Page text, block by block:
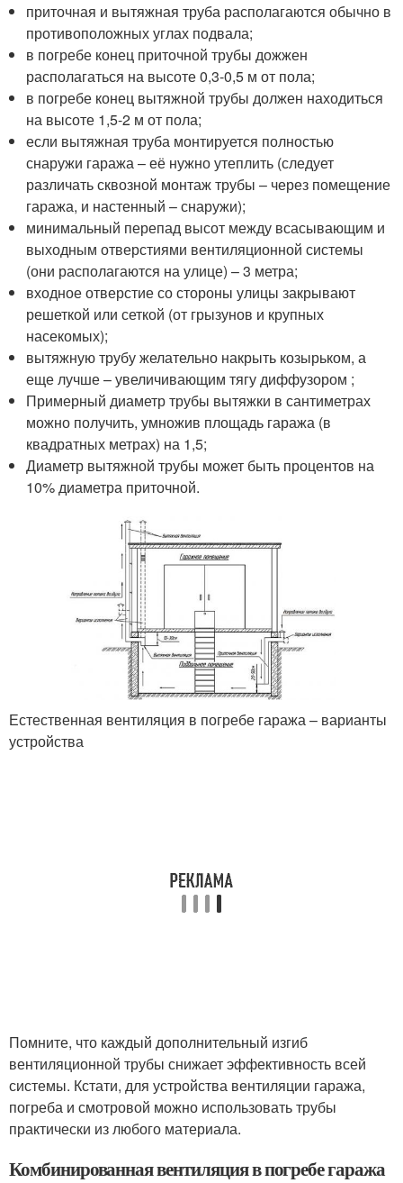
приточная и вытяжная труба располагаются обычно в
противоположных углах подвала;
в погребе конец приточной трубы дожжен
располагаться на высоте 0,3-0,5 м от пола;
в погребе конец вытяжной трубы должен находиться
на высоте 1,5-2 м от пола;
если вытяжная труба монтируется полностью
снаружи гаража – её нужно утеплить (следует
различать сквозной монтаж трубы – через помещение
гаража, и настенный – снаружи);
минимальный перепад высот между всасывающим и
выходным отверстиями вентиляционной системы
(они располагаются на улице) – 3 метра;
входное отверстие со стороны улицы закрывают
решеткой или сеткой (от грызунов и крупных
насекомых);
вытяжную трубу желательно накрыть козырьком, а
еще лучше – увеличивающим тягу диффузором ;
Примерный диаметр трубы вытяжки в сантиметрах
можно получить, умножив площадь гаража (в
квадратных метрах) на 1,5;
Диаметр вытяжной трубы может быть процентов на
10% диаметра приточной.
Естественная вентиляция в погребе гаража – варианты
устройства
Помните, что каждый дополнительный изгиб
вентиляционной трубы снижает эффективность всей
системы. Кстати, для устройства вентиляции гаража,
погреба и смотровой можно использовать трубы
практически из любого материала.
Комбинированная вентиляция в погребе гаража